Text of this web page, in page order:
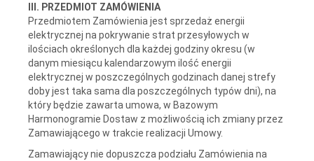
III. PRZEDMIOT ZAMÓWIENIA
Przedmiotem Zamówienia jest sprzedaż energii
elektrycznej na pokrywanie strat przesyłowych w
ilościach określonych dla każdej godziny okresu (w
danym miesiącu kalendarzowym ilość energii
elektrycznej w poszczególnych godzinach danej strefy
doby jest taka sama dla poszczególnych typów dni), na
który będzie zawarta umowa, w Bazowym
Harmonogramie Dostaw z możliwością ich zmiany przez
Zamawiającego w trakcie realizacji Umowy.
Zamawiający nie dopuszcza podziału Zamówienia na